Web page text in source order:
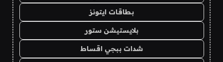
بطاقات ايتونز
بلايستيشن ستور
شدات ببجي اقساط